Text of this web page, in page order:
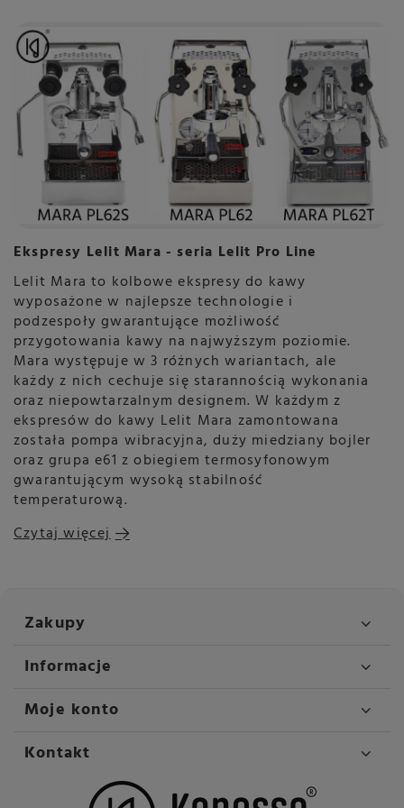
Ekspresy Lelit Mara - seria Lelit Pro Line
Lelit Mara to kolbowe ekspresy do kawy
wyposażone w najlepsze technologie i
podzespoły gwarantujące możliwość
przygotowania kawy na najwyższym poziomie.
Mara występuje w 3 różnych wariantach, ale
każdy z nich cechuje się starannością wykonania
oraz niepowtarzalnym designem. W każdym z
ekspresów do kawy Lelit Mara zamontowana
została pompa wibracyjna, duży miedziany bojler
oraz grupa e61 z obiegiem termosyfonowym
gwarantującym wysoką stabilność
temperaturową.
Czytaj więcej
Zakupy
Informacje
Moje konto
Kontakt